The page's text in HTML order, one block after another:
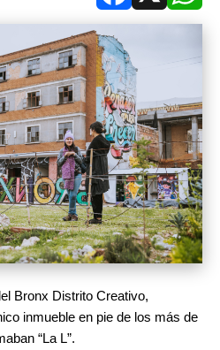
Bronx Distrito Creativo,
inmueble en pie de los más de
“La L”.